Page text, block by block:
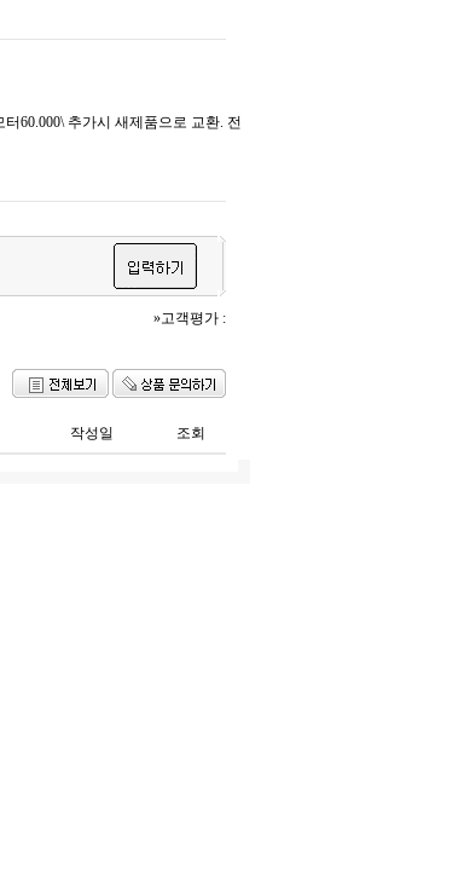
60.000\ 추가시 새제품으로 교환. 전
»고객평가 :
작성일 조회